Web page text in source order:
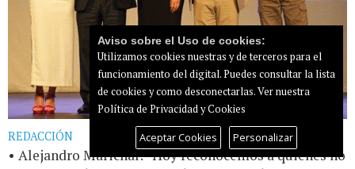
REDACCIÓN
• Alejandro Marichal: “Hoy reconocemos a quienes no
Aviso sobre el Uso de cookies:
Utilizamos cookies nuestras y de terceros para el
funcionamiento del digital. Puedes consultar la lista
de cookies y como desconectarlas.Ver nuestra
Política de Privacidad y Cookies
Aceptar Cookies Personalizar